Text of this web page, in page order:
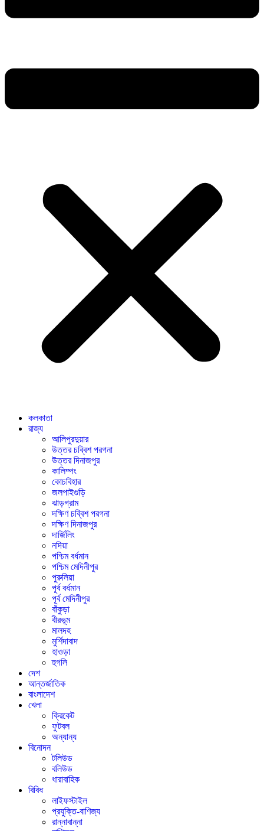
কলকাতা
রাজ্য
আলিপুরদুয়ার
উত্তর চব্বিশ পরগনা
উত্তর দিনাজপুর
কালিম্পং
কোচবিহার
জলপাইগুড়ি
ঝাড়গ্রাম
দক্ষিণ চব্বিশ পরগনা
দক্ষিণ দিনাজপুর
দার্জিলিং
নদিয়া
পশ্চিম বর্ধমান
পশ্চিম মেদিনীপুর
পুরুলিয়া
পূর্ব বর্ধমান
পূর্ব মেদিনীপুর
বাঁকুড়া
বীরভূম
মালদহ
মুর্শিদাবাদ
হাওড়া
হুগলি
দেশ
আন্তর্জাতিক
বাংলাদেশ
খেলা
ক্রিকেট
ফুটবল
অন্যান্য
বিনোদন
টলিউড
বলিউড
ধারাবাহিক
বিবিধ
লাইফস্টাইল
প্রযুক্তি-বাণিজ্য
রান্নাবান্না